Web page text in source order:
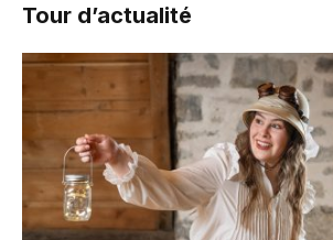
Tour d’actualité